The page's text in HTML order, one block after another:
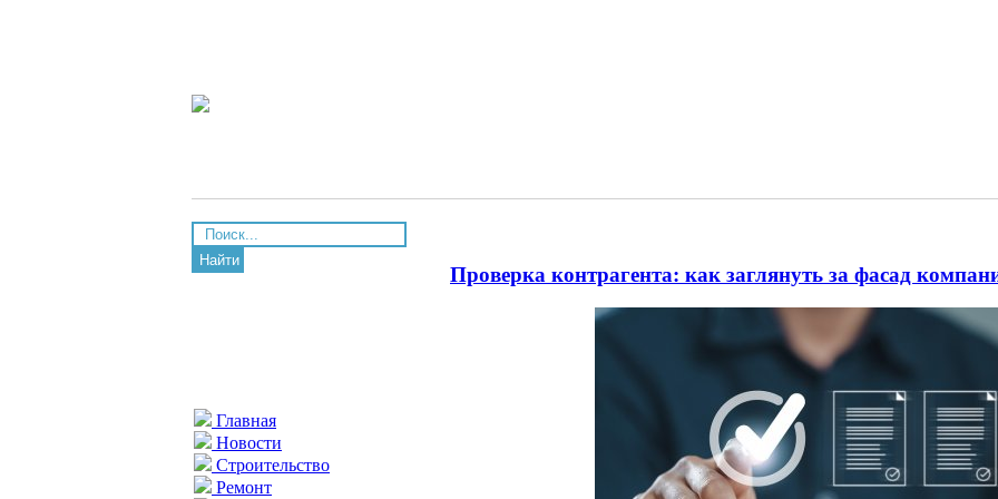
Найти
Главная
Новости
Строительство
Ремонт
Проверка контрагента: как заглянуть за фасад